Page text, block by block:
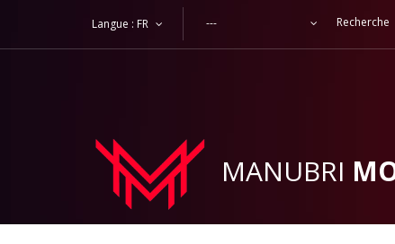
Langue : FR ---
MANUBRI